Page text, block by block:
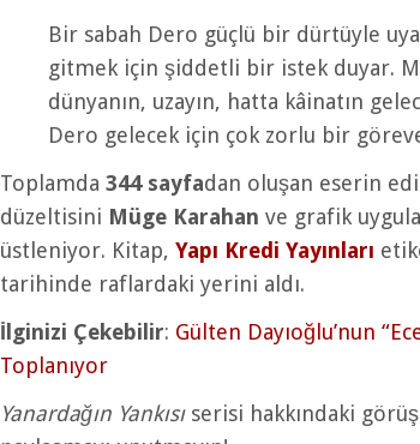
Bir sabah Dero güçlü bir dürtüyle
gitmek için şiddetli bir istek duyar.
dünyanın, uzayın, hatta kâinatın
Dero gelecek için çok zorlu bir
Toplamda 344 sayfadan oluşan eserin
düzeltisini Müge Karahan ve grafik
üstleniyor. Kitap, Yapı Kredi Yayınları
tarihinde raflardaki yerini aldı.
İlginizi Çekebilir: Gülten Dayıoğlu’nun
Toplanıyor
Yanardağın Yankısıserisi hakkındaki